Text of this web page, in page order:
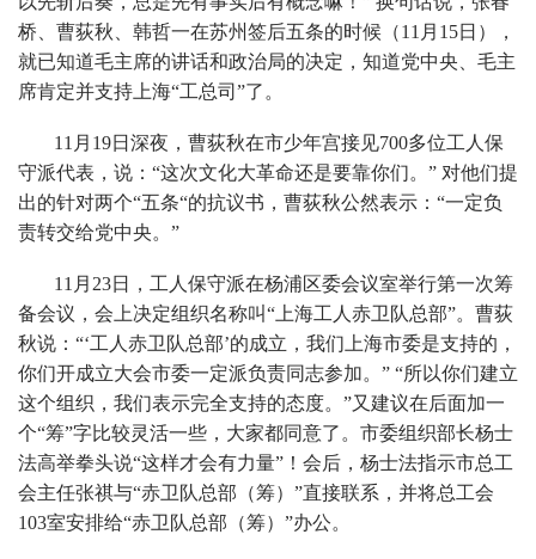
桥、曹荻秋、韩哲一在苏州签后五条的时候（11月15日），
就已知道毛主席的讲话和政治局的决定，知道党中央、毛主
席肯定并支持上海“工总司”了。
11月19日深夜，曹荻秋在市少年宫接见700多位工人保
守派代表，说：“这次文化大革命还是要靠你们。” 对他们提
出的针对两个“五条“的抗议书，曹荻秋公然表示：“一定负
责转交给党中央。”
11月23日，工人保守派在杨浦区委会议室举行第一次筹
备会议，会上决定组织名称叫“上海工人赤卫队总部”。曹荻
秋说：“‘工人赤卫队总部’的成立，我们上海市委是支持的，
你们开成立大会市委一定派负责同志参加。” “所以你们建立
这个组织，我们表示完全支持的态度。”又建议在后面加一
个“筹”字比较灵活一些，大家都同意了。市委组织部长杨士
法高举拳头说“这样才会有力量”！会后，杨士法指示市总工
会主任张祺与“赤卫队总部（筹）”直接联系，并将总工会
103室安排给“赤卫队总部（筹）”办公。